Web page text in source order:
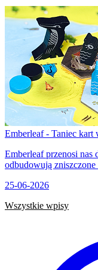
Emberleaf - Taniec kart
Emberleaf przenosi nas
odbudowują
25-06-2026
Wszystkie wpisy